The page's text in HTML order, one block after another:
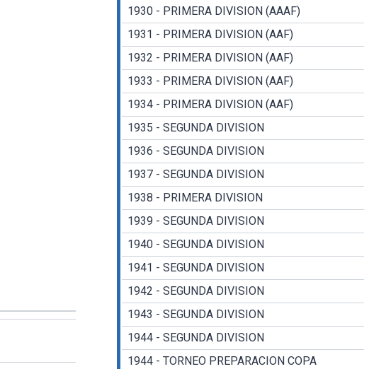
1930 - PRIMERA DIVISION (AAAF)
1931 - PRIMERA DIVISION (AAF)
1932 - PRIMERA DIVISION (AAF)
1933 - PRIMERA DIVISION (AAF)
1934 - PRIMERA DIVISION (AAF)
1935 - SEGUNDA DIVISION
1936 - SEGUNDA DIVISION
1937 - SEGUNDA DIVISION
1938 - PRIMERA DIVISION
1939 - SEGUNDA DIVISION
1940 - SEGUNDA DIVISION
1941 - SEGUNDA DIVISION
1942 - SEGUNDA DIVISION
1943 - SEGUNDA DIVISION
1944 - SEGUNDA DIVISION
1944 - TORNEO PREPARACION COPA